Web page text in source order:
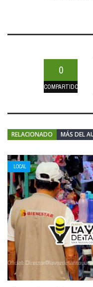
0
COMPARTIDOS
RELACIONADO MÁS DEL
LOCAL